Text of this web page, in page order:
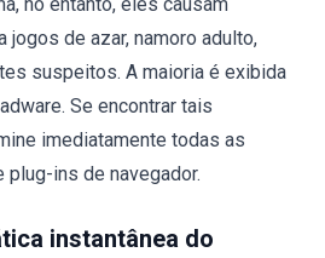
jogos de azar, namoro adulto,
suspeitos. A maioria é exibida
Se encontrar tais
imediatamente todas as
ins de navegador.
instantânea do